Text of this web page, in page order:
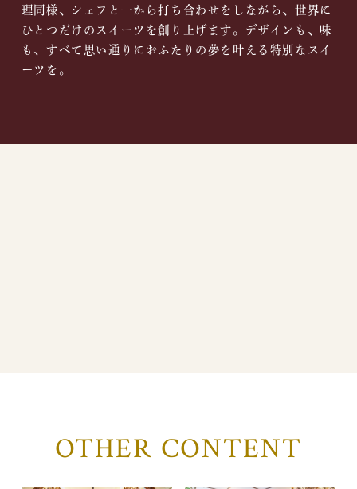
理同様、シェフと一から打ち合わせをしながら、世界に
ひとつだけのスイーツを創り上げます。デザインも、味
も、すべて思い通りにおふたりの夢を叶える特別なスイ
ーツを。
OTHER CONTENT